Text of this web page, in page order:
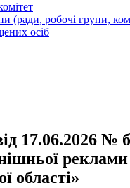
(ради, робочі групи,
осіб
17.06.2026
області»